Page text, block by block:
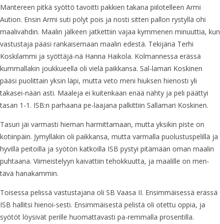
Mantereen pitkä syöttö tavoitti pakkien takana piilotelleen Armi
Aution. Ensin Armi suti pölyt pois ja nosti sitten pallon rystyllä ohi
maalivahdin. Maalin jälkeen jatkettiin vajaa kymmenen minuuttia, kun
vastustaja pääsi rankaisemaan maalin edestä. Tekijänä Terhi
Koskilammi ja syöttäjä-nä Hanna Haikola. Kolmannessa erässä
kummallakin joukkueella oli vielä paikkansa. Sal-lamari Koskinen
pääsi puolittain yksin läpi, mutta veto meni hiuksen hienosti yli
takasei-nään asti. Maaleja ei kuitenkaan enää nähty ja peli päättyi
tasan 1-1. ISB:n parhaana pe-laajana palkittiin Sallamari Koskinen.
Tasuri jäi varmasti hieman harmittamaan, mutta yksikin piste on
kotiinpäin. Jymylläkin oli paikkansa, mutta varmalla puolustuspelillä ja
hyvillä peitoilla ja syötön katkoilla ISB pystyi pitämään oman maalin
puhtaana. Viimeistelyyn kaivattiin tehokkuutta, ja maalille on men-
tävä hanakammin.
Toisessa pelissä vastustajana oli SB Vaasa II. Ensimmäisessä erässä
ISB hallitsi hienoi-sesti. Ensimmäisestä pelistä oli otettu oppia, ja
syötöt löysivät perille huomattavasti pa-remmalla prosentilla.